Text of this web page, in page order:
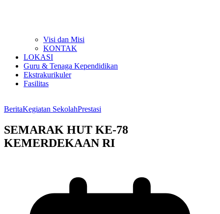
Visi dan Misi
KONTAK
LOKASI
Guru & Tenaga Kependidikan
Ekstrakurikuler
Fasilitas
BeritaKegiatan SekolahPrestasi
SEMARAK HUT KE-78
KEMERDEKAAN RI